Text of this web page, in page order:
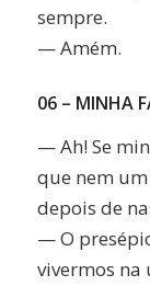
sempre.
— Amém.
06 – MINHA
— Ah! Se
que nem
depois de
— O
vivermos na